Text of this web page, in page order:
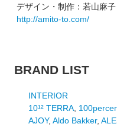
デザイン・制作：若山麻子
http://amito-to.com/
BRAND LIST
INTERIOR
10¹² TERRA,
AJOY, Aldo Bakker,